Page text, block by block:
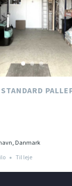
Danmark
Til leje